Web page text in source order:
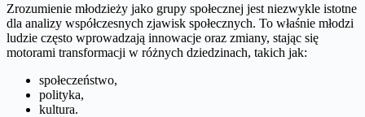
Zrozumienie młodzieży jako grupy społecznej jest niezwykle istotne
dla analizy współczesnych zjawisk społecznych. To właśnie młodzi
ludzie często wprowadzają innowacje oraz zmiany, stając się
motorami transformacji w różnych dziedzinach, takich jak:
społeczeństwo,
polityka,
kultura.